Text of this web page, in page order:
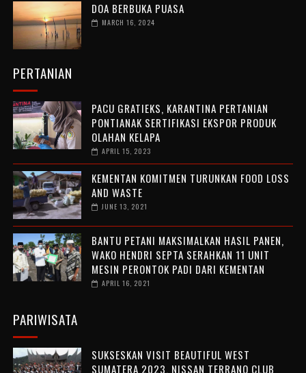
DOA BERBUKA PUASA
MARCH 16, 2024
PERTANIAN
PACU GRATIEKS, KARANTINA PERTANIAN
PONTIANAK SERTIFIKASI EKSPOR PRODUK
OLAHAN KELAPA
APRIL 15, 2023
KEMENTAN KOMITMEN TURUNKAN FOOD LOSS
AND WASTE
JUNE 13, 2021
BANTU PETANI MAKSIMALKAN HASIL PANEN,
WAKO HENDRI SEPTA SERAHKAN 11 UNIT
MESIN PERONTOK PADI DARI KEMENTAN
APRIL 16, 2021
PARIWISATA
SUKSESKAN VISIT BEAUTIFUL WEST
SUMATERA 2023, NISSAN TERRANO CLUB